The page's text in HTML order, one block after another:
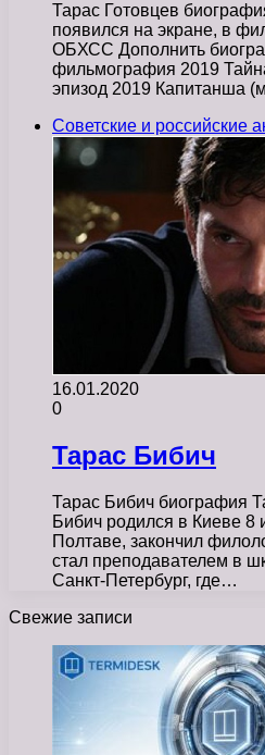
Тарас Готовцев
появился на экране, в
ОБХСС Дополнить
фильмография 2019
эпизод 2019 Капитанша
Советские и российские
16.01.2020
0
Тарас Бибич
Тарас Бибич биография
Бибич родился в Киеве
Полтаве, закончил
стал преподавателем в
Санкт-Петербург, где…
Свежие записи